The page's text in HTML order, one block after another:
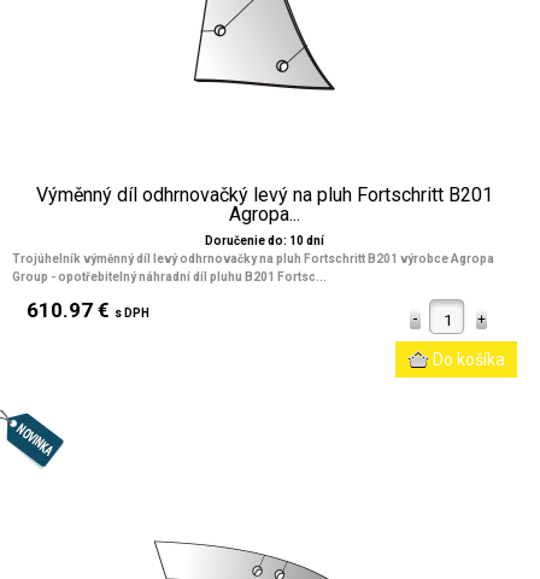
Výměnný díl odhrnovačký levý na pluh Fortschritt B201
Agropa...
Doručenie do: 10 dní
Trojúhelník výměnný díl levý odhrnovačky na pluh Fortschritt B201 výrobce Agropa
Group - opotřebitelný náhradní díl pluhu B201 Fortsc...
610.97 € s DPH